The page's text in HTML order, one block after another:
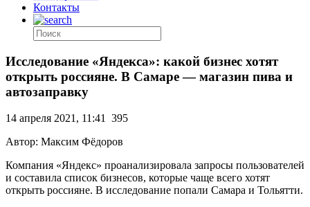
Контакты
Исследование «Яндекса»: какой бизнес хотят
открыть россияне. В Самаре — магазин пива и
автозаправку
14 апреля 2021, 11:41 395
Автор: Максим Фёдоров
Компания «Яндекс» проанализировала запросы пользователей
и составила список бизнесов, которые чаще всего хотят
открыть россияне. В исследование попали Самара и Тольятти.